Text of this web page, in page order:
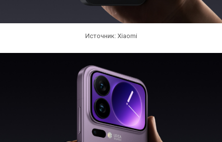
Источник: Xiaomi